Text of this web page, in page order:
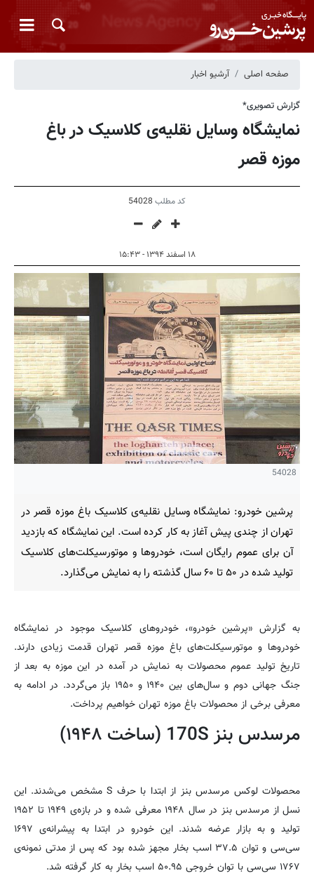
صفحه اصلی آرشیو اخبار
گزارش تصویری*
نمایشگاه وسایل نقلیه‌ی کلاسیک در باغ
موزه قصر
کد مطلب 54028
۱۸ اسفند ۱۳۹۴ - ۱۵:۴۳
54028
پرشین خودرو: نمایشگاه وسایل نقلیه‌ی کلاسیک باغ موزه قصر در
تهران از چندی پیش آغاز به کار کرده است. این نمایشگاه که بازدید
آن برای عموم رایگان است، خودرو‌ها و موتورسیکلت‌های کلاسیک
تولید شده در ۵۰ تا ۶۰ سال گذشته را به نمایش می‌گذارد.
به گزارش «پرشین خودرو»، خودرو‌های کلاسیک موجود در نمایشگاه
خودرو‌ها و موتورسیکلت‌های باغ موزه قصر تهران قدمت زیادی دارند.
تاریخ تولید عموم محصولات به نمایش در آمده در این موزه به بعد از
جنگ جهانی دوم و سال‌های بین ۱۹۴۰ و ۱۹۵۰ باز می‌گردد. در ادامه به
معرفی برخی از محصولات باغ موزه تهران خواهیم پرداخت.
مرسدس بنز 170S (ساخت ۱۹۴۸)
محصولات لوکس مرسدس بنز از ابتدا با حرف S مشخص می‌شدند. این
نسل از مرسدس بنز در سال ۱۹۴۸ معرفی شده و در بازه‌ی ۱۹۴۹ تا ۱۹۵۲
تولید و به بازار عرضه شدند. این خودرو در ابتدا به پیشرانه‌ی ۱۶۹۷
سی‌سی و توان ۳۷.۵ اسب بخار مجهز شده بود که پس از مدتی نمونه‌ی
۱۷۶۷ سی‌سی با توان خروجی ۵۰.۹۵ اسب بخار به کار گرفته شد.